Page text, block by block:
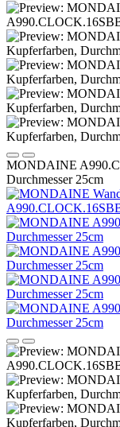
MONDAINE
Durchmesser 25cm